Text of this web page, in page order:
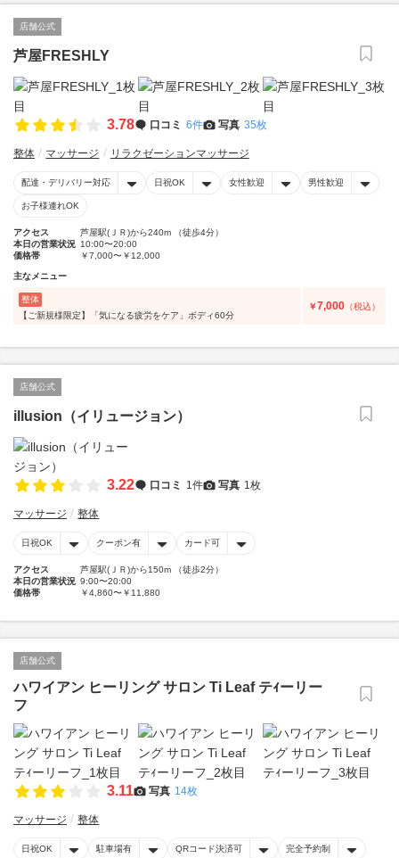
店舗公式
芦屋FRESHLY
3.78 口コミ 6件 写真 35枚
整体 マッサージ リラクゼーションマッサージ
配達・デリバリー対応 日祝OK 女性歓迎 男性歓迎
お子様連れOK
アクセス
芦屋駅(ＪＲ)から240m （徒歩4分）
本日の営業状況 10:00〜20:00
価格帯
￥7,000〜￥12,000
主なメニュー
整体
【ご新規様限定】「気になる疲労をケア」ボディ60分
￥7,000 （税込）
店舗公式
illusion（イリュージョン）
3.22 口コミ 1件 写真 1枚
マッサージ 整体
日祝OK クーポン有 カード可
アクセス
芦屋駅(ＪＲ)から150m （徒歩2分）
本日の営業状況 9:00〜20:00
価格帯
￥4,860〜￥11,880
店舗公式
ハワイアン ヒーリング サロン Ti Leaf テｨーリー
フ
3.11 写真 14枚
マッサージ 整体
日祝OK 駐車場有 QRコード決済可 完全予約制